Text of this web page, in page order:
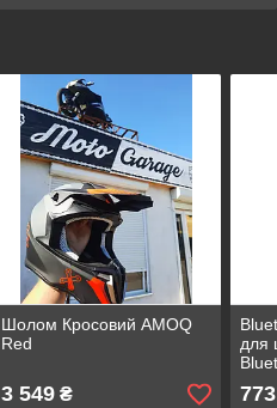
Шолом Кросовий AMOQ
Red
3 549₴
для